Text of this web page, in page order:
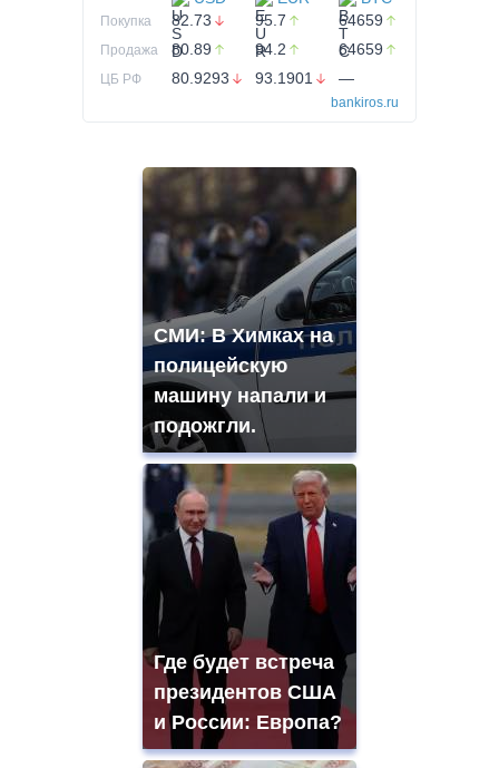
Покупка 82.73 95.7 64659
Продажа 80.89 94.2 64659
ЦБ РФ 80.9293 93.1901 —
bankiros.ru
СМИ: В Химках на
полицейскую
машину напали и
подожгли.
Где будет встреча
президентов США
и России: Европа?